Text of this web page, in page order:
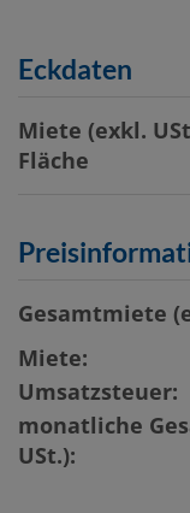
Eckdaten
Miete (exkl.
Fläche
Gesamtmiete
Miete:
Umsatzsteuer:
monatliche
USt.):